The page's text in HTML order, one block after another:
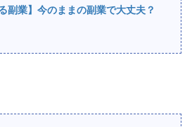
副業】今のままの副業で大丈夫？